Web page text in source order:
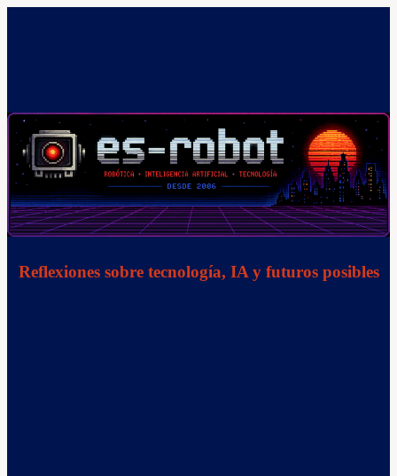
Reflexiones sobre tecnología, IA y futuros posibles